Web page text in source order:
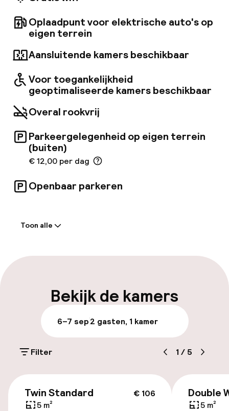
aangeboden. Zelf parkeren is mogelijk (tegen
betaling).
Oplaadpunt voor elektrische auto's op
eigen terrein
Aansluitende kamers beschikbaar
Voor toegankelijkheid
geoptimaliseerde kamers beschikbaar
Overal rookvrij
Parkeergelegenheid op eigen terrein
(buiten)
€ 12,00 per dag
Openbaar parkeren
Meertalige medewerkers
Parkeren & mobiliteit
Parkeergelegenheid op eigen terrein
(buiten)
Openbaar parkeren
Toon alle
Bekijk de kamers
6–7 sep2 gasten, 1 kamer
Filter 1 / 5
€ 106
Twin Standard
5 m²
Double
5 m²